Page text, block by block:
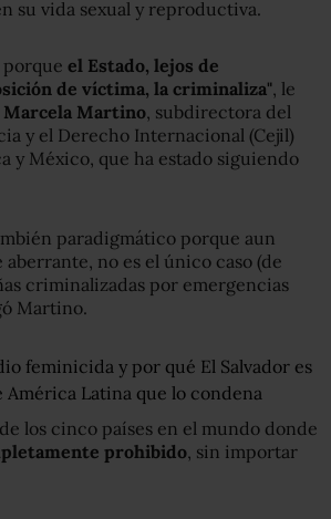
su vida sexual y reproductiva.
porque el Estado, lejos de
de víctima, la criminaliza", le
Marcela Martino, subdirectora del
y el Derecho Internacional (Cejil)
y México, que ha estado siguiendo
paradigmático porque aun
no es el único caso (de
criminalizadas por emergencias
Martino.
feminicida y por qué El Salvador es
América Latina que lo condena
los cinco países en el mundo donde
prohibido, sin importar